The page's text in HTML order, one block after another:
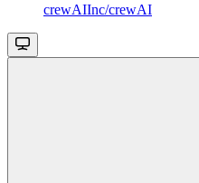
crewAIInc/crewAI